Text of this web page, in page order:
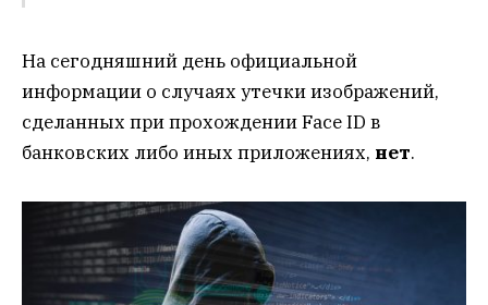
На сегодняшний день официальной
информации о случаях утечки изображений,
сделанных при прохождении Face ID в
банковских либо иных приложениях, нет.